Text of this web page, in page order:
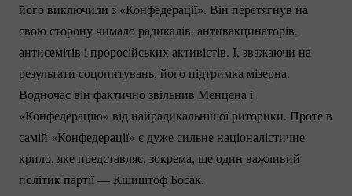
його виключили з «Конфедерації». Він перетягнув на
свою сторону чимало радикалів, антивакцинаторів,
антисемітів і проросійських активістів. І, зважаючи на
результати соцопитувань, його підтримка мізерна.
Водночас він фактично звільнив Менцена і
«Конфедерацію» від найрадикальнішої риторики. Проте в
самій «Конфедерації» є дуже сильне націоналістичне
крило, яке представляє, зокрема, ще один важливий
політик партії — Кшиштоф Босак.